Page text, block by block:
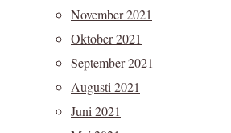
November 2021
Oktober 2021
September 2021
Augusti 2021
Juni 2021